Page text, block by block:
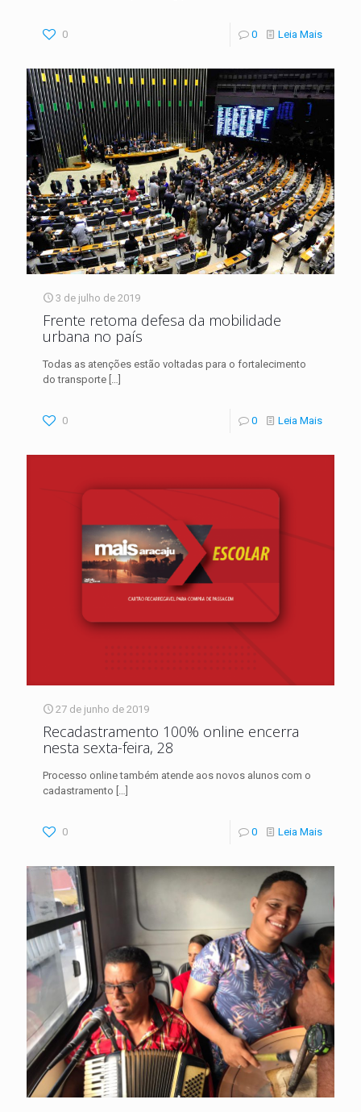
0 0 Leia Mais
3 de julho de 2019
Frente retoma defesa da mobilidade
urbana no país
Todas as atenções estão voltadas para o fortalecimento
do transporte
0 0 Leia Mais
27 de junho de 2019
Recadastramento 100% online encerra
nesta sexta-feira, 28
Processo online também atende aos novos alunos com o
cadastramento […]
0 0 Leia Mais